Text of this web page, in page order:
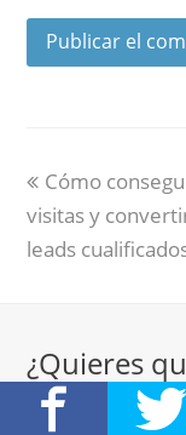
Cómo
visitas y
leads
¿Quieres
ponerte en